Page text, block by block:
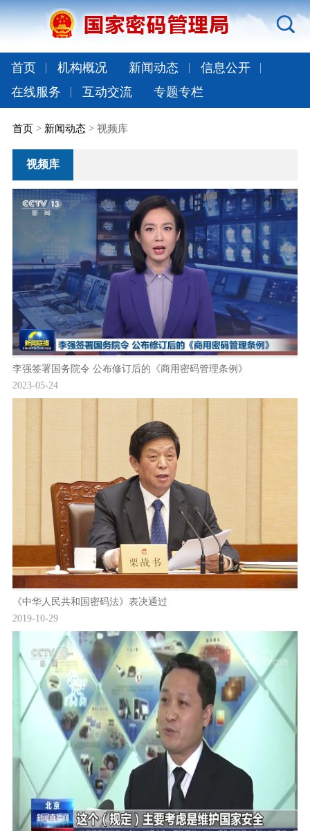
首页 机构概况 新闻动态
信息公开
在线服务
互动交流 专题专栏
首页> 新闻动态> 视频库
视频库
李强签署国务院令 公布修订后的《商用密码管理条例》
2023-05-24
《中华人民共和国密码法》表决通过
2019-10-29